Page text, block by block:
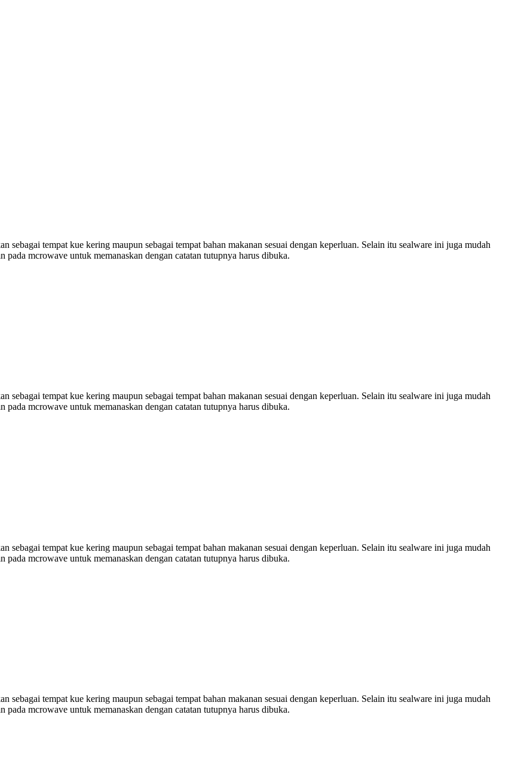
sebagai tempat kue kering maupun sebagai tempat bahan makanan sesuai dengan keperluan. Selain itu sealware ini juga mudah
mcrowave untuk memanaskan dengan catatan tutupnya harus dibuka.
sebagai tempat kue kering maupun sebagai tempat bahan makanan sesuai dengan keperluan. Selain itu sealware ini juga mudah
mcrowave untuk memanaskan dengan catatan tutupnya harus dibuka.
sebagai tempat kue kering maupun sebagai tempat bahan makanan sesuai dengan keperluan. Selain itu sealware ini juga mudah
mcrowave untuk memanaskan dengan catatan tutupnya harus dibuka.
sebagai tempat kue kering maupun sebagai tempat bahan makanan sesuai dengan keperluan. Selain itu sealware ini juga mudah
mcrowave untuk memanaskan dengan catatan tutupnya harus dibuka.